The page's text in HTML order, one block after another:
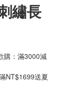
繡長
購：滿3000減
NT$1699送夏